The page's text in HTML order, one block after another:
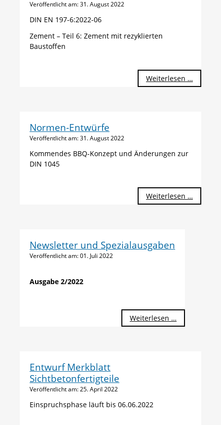
Veröffentlicht am: 31. August 2022
DIN EN 197-6:2022-06
Zement – Teil 6: Zement mit rezyklierten
Baustoffen
Weiterlesen …
Normen-Entwürfe
Veröffentlicht am: 31. August 2022
Kommendes BBQ-Konzept und Änderungen zur
DIN 1045
Weiterlesen …
Newsletter und Spezialausgaben
Veröffentlicht am: 01. Juli 2022
Ausgabe 2/2022
Weiterlesen …
Entwurf Merkblatt
Sichtbetonfertigteile
Veröffentlicht am: 25. April 2022
Einspruchsphase läuft bis 06.06.2022